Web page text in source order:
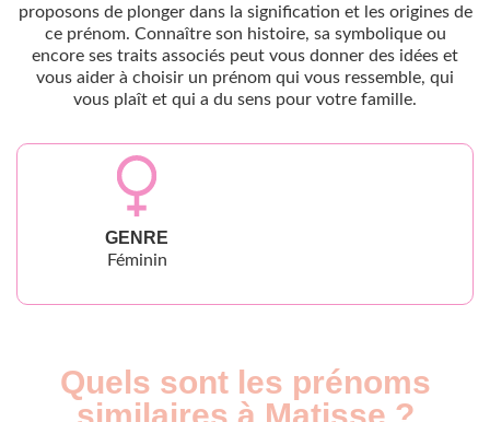
proposons de plonger dans la signification et les origines de
ce prénom. Connaître son histoire, sa symbolique ou
encore ses traits associés peut vous donner des idées et
vous aider à choisir un prénom qui vous ressemble, qui
vous plaît et qui a du sens pour votre famille.
GENRE
Féminin
Quels sont les prénoms